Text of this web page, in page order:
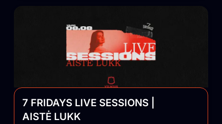
7 FRIDAYS LIVE SESSIONS |
AISTĖ LUKK